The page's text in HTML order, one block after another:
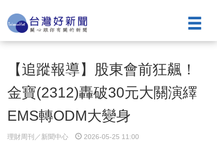
【追蹤報導】股東會前狂飆！
金寶(2312)轟破30元大關演繹
EMS轉ODM大變身
理財周刊／新聞中心 2026-05-25 11:00